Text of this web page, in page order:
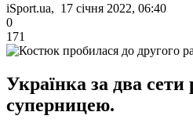
iSport.ua, 17 січня 2022, 06:40
0
171
Українка за два сети
суперницею.